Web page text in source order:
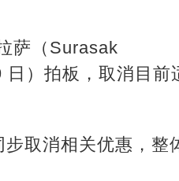
萨（Surasak
）拍板，取消目前
取消相关优惠，整